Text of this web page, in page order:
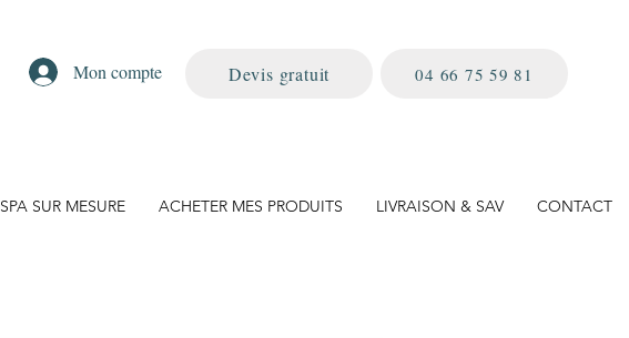
Mon compte Devis gratuit 04 66 75 59 81
SPA SUR MESURE ACHETER MES PRODUITS LIVRAISON & SAV CONTACT